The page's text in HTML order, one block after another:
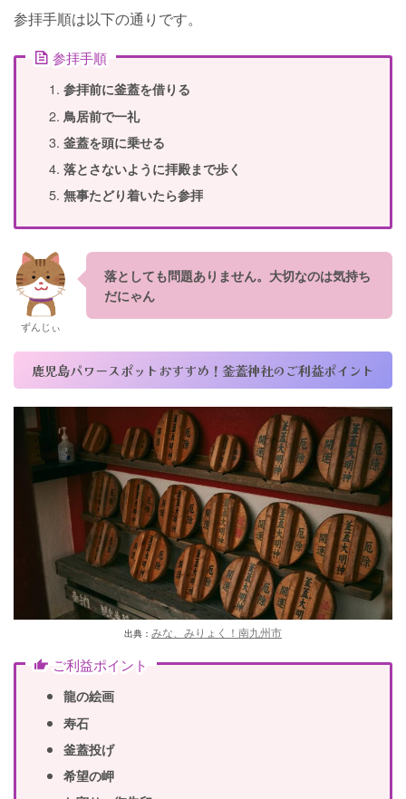
参拝手順は以下の通りです。
参拝手順
参拝前に釜蓋を借りる
鳥居前で一礼
釜蓋を頭に乗せる
落とさないように拝殿まで歩く
無事たどり着いたら参拝
ずんじぃ
落としても問題ありません。大切なのは気持ち
だにゃん
鹿児島パワースポットおすすめ！釜蓋神社のご利益ポイント
出典： みな、みりょく！南九州市
ご利益ポイント
龍の絵画
寿石
釜蓋投げ
希望の岬